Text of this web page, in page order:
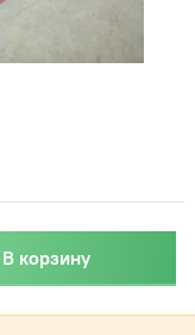
В корзину